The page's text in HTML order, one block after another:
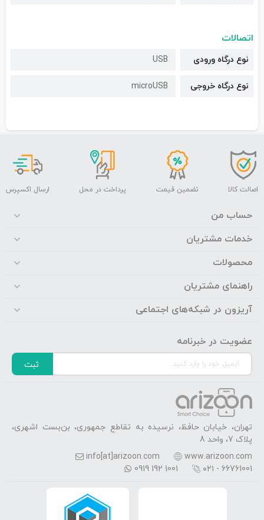
اتصالات
نوع درگاه ورودی USB
نوع درگاه خروجی microUSB
اصالت کالا تضمین قیمت پرداخت در محل ارسال اکسپرس
حساب من
خدمات مشتریان
محصولات
راهنمای مشتریان
آریزون در شبکه‌های اجتماعی
عضویت در خبرنامه
ثبت
تهران، خیابان حافظ، نرسیده به تقاطع جمهوری، بن‌بست اشهری،
پلاک 7، واحد 8
www.arizoon.com
info[at]arizoon.com
۰۲۱ - 66761001
0919 192 1001